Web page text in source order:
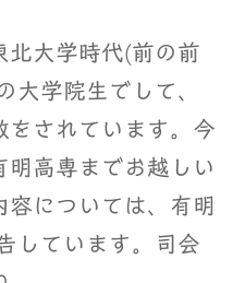
大学時代(前の前
大学院生でして、
をされています。今
明高専までお越しい
容については、有明
しています。司会